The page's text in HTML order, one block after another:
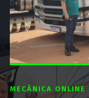
MECÂNICA ONLINE